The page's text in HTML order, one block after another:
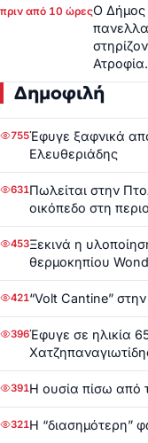
πριν από 10 ώρεςΟ Δήμος
Ατροφία.
Δημοφιλή
755Έφυγε ξαφνικά
Ελευθεριάδης
631Πωλείται στην
οικόπεδο στη
453Ξεκινά η
θερμοκηπίου
421“Volt Cantine”
396Έφυγε σε ηλικία
391Η ουσία πίσω από
321Η “διασημότερη”